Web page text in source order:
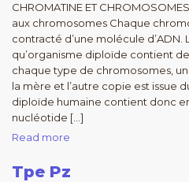
CHROMATINE ET
aux chromosomes Chaque
contracté d’une molécule d’ADN.
qu’organisme diploïde contient
chaque type de chromosomes,
la mère et l’autre copie est issue
diploïde humaine contient donc
nucléotide […]
Read more
Tpe Pz